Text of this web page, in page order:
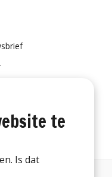
te
Is dat